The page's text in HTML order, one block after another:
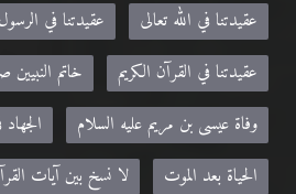
عقيدتنا في الله تعالى
عقيدتنا في
عقيدتنا في القرآن الكريم
خاتم النبيين
وفاة عيسى بن مريم عليه السلام
الحياة بعد الموت
لا نسخ بين آيات